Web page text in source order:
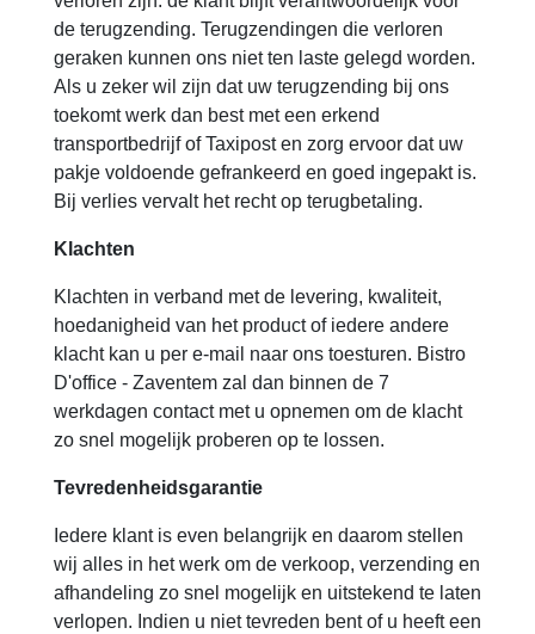
de terugzending. Terugzendingen die verloren
geraken kunnen ons niet ten laste gelegd worden.
Als u zeker wil zijn dat uw terugzending bij ons
toekomt werk dan best met een erkend
transportbedrijf of Taxipost en zorg ervoor dat uw
pakje voldoende gefrankeerd en goed ingepakt is.
Bij verlies vervalt het recht op terugbetaling.
Klachten
Klachten in verband met de levering, kwaliteit,
hoedanigheid van het product of iedere andere
klacht kan u per e-mail naar ons toesturen. Bistro
D'office - Zaventem zal dan binnen de 7
werkdagen contact met u opnemen om de klacht
zo snel mogelijk proberen op te lossen.
Tevredenheidsgarantie
Iedere klant is even belangrijk en daarom stellen
wij alles in het werk om de verkoop, verzending en
afhandeling zo snel mogelijk en uitstekend te laten
verlopen. Indien u niet tevreden bent of u heeft een